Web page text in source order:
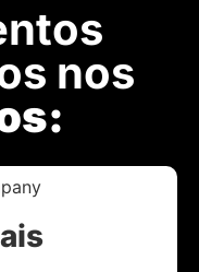
nos